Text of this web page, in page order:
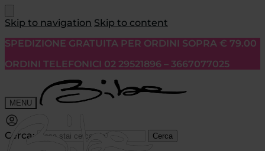
Skip to navigation Skip to content
SPEDIZIONE GRATUITA PER ORDINI SOPRA € 79.00
ORDINI TELEFONICI 02 29521896 – 3667077025
MENU
Cerca: Cerca